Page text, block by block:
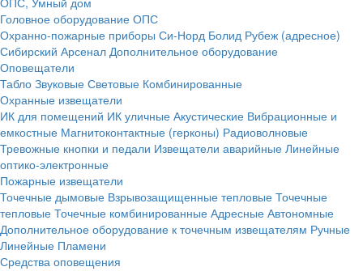
Головное оборудование ОПС
Охранно-пожарные приборы Си-Норд Болид Рубеж (адресное)
Сибирский Арсенал Дополнительное оборудование
Оповещатели
Табло Звуковые Световые Комбинированные
Охранные извещатели
ИК для помещений ИК уличные Акустические Вибрационные и
емкостные Магнитоконтактные (герконы) Радиоволновые
Тревожные кнопки и педали Извещатели аварийные Линейные
оптико-электронные
Пожарные извещатели
Точечные дымовые Взрывозащищенные тепловые Точечные
тепловые Точечные комбинированные Адресные Автономные
Дополнительное оборудование к точечным извещателям Ручные
Линейные Пламени
Средства оповещения